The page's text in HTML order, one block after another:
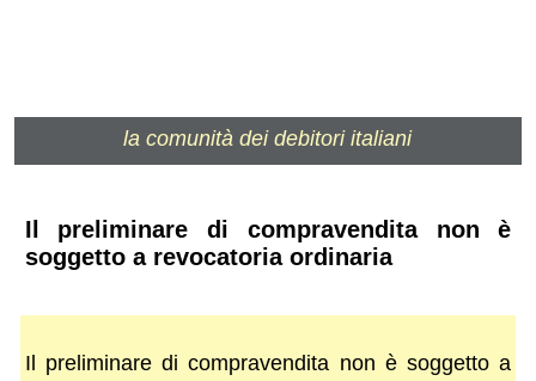
la comunità dei debitori italiani
Il preliminare di compravendita non è
soggetto a revocatoria ordinaria
Il preliminare di compravendita non è soggetto a